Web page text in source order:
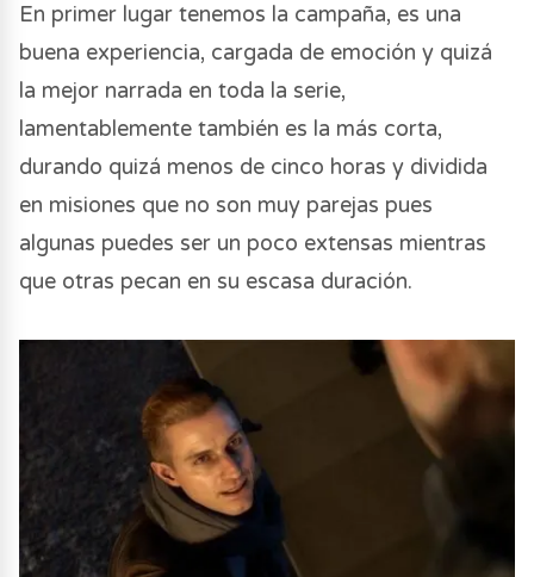
En primer lugar tenemos la campaña, es una
buena experiencia, cargada de emoción y quizá
la mejor narrada en toda la serie,
lamentablemente también es la más corta,
durando quizá menos de cinco horas y dividida
en misiones que no son muy parejas pues
algunas puedes ser un poco extensas mientras
que otras pecan en su escasa duración.